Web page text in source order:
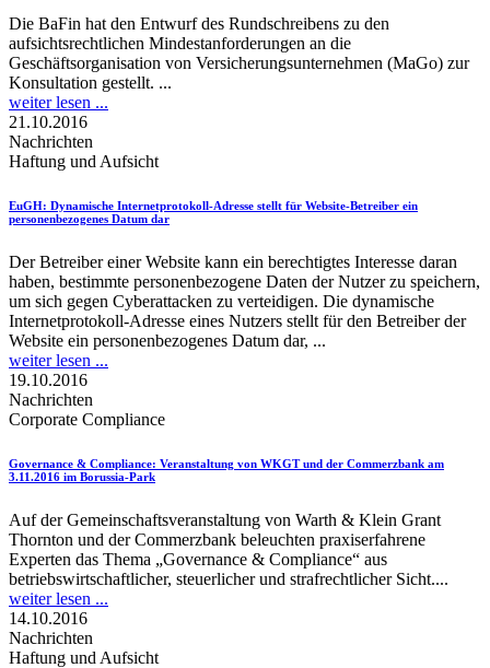
Die BaFin hat den Entwurf des Rundschreibens zu den
aufsichtsrechtlichen Mindestanforderungen an die
Geschäftsorganisation von Versicherungsunternehmen (MaGo) zur
Konsultation gestellt. ...
weiter lesen ...
21.10.2016
Nachrichten
Haftung und Aufsicht
EuGH: Dynamische Internetprotokoll-Adresse stellt für Website-Betreiber ein
personenbezogenes Datum dar
Der Betreiber einer Website kann ein berechtigtes Interesse daran
haben, bestimmte personenbezogene Daten der Nutzer zu speichern,
um sich gegen Cyberattacken zu verteidigen. Die dynamische
Internetprotokoll-Adresse eines Nutzers stellt für den Betreiber der
Website ein personenbezogenes Datum dar, ...
weiter lesen ...
19.10.2016
Nachrichten
Corporate Compliance
Governance & Compliance: Veranstaltung von WKGT und der Commerzbank am
3.11.2016 im Borussia-Park
Auf der Gemeinschaftsveranstaltung von Warth & Klein Grant
Thornton und der Commerzbank beleuchten praxiserfahrene
Experten das Thema „Governance & Compliance“ aus
betriebswirtschaftlicher, steuerlicher und strafrechtlicher Sicht....
weiter lesen ...
14.10.2016
Nachrichten
Haftung und Aufsicht